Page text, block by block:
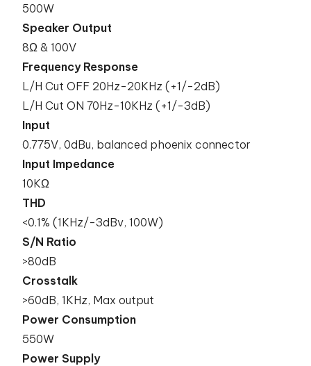
500W
Speaker Output
8Ω & 100V
Frequency Response
L/H Cut OFF 20Hz-20KHz (+1/-2dB)
L/H Cut ON 70Hz-10KHz (+1/-3dB)
Input
0.775V, 0dBu, balanced phoenix connector
Input Impedance
10KΩ
THD
<0.1% (1KHz/-3dBv, 100W)
S/N Ratio
>80dB
Crosstalk
>60dB, 1KHz, Max output
Power Consumption
550W
Power Supply